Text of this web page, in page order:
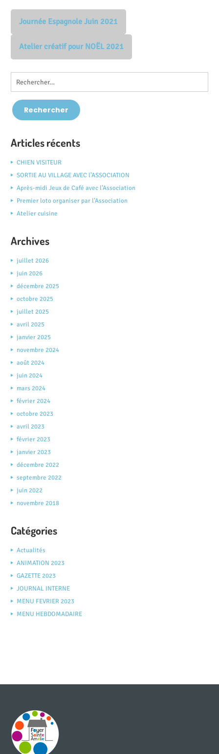
Journée Espagnole Juin 2021
Atelier créatif pour NOËL 2021
Articles récents
CHIEN VISITEUR
SORTIE AU VILLAGE AVEC l’ASSOCIATION
Après-midi Jeux de Café avec l’Association
Premier loto organiser par l’Association
Atelier cuisine
Archives
juillet 2026
juin 2026
décembre 2025
octobre 2025
juillet 2025
avril 2025
janvier 2025
novembre 2024
août 2024
juin 2024
mars 2024
février 2024
octobre 2023
avril 2023
février 2023
janvier 2023
décembre 2022
septembre 2022
juin 2022
novembre 2018
Catégories
Actualités
ANIMATION 2023
GAZETTE 2023
JOURNAL INTERNE
MENU FEVRIER 2023
MENU HEBDOMADAIRE